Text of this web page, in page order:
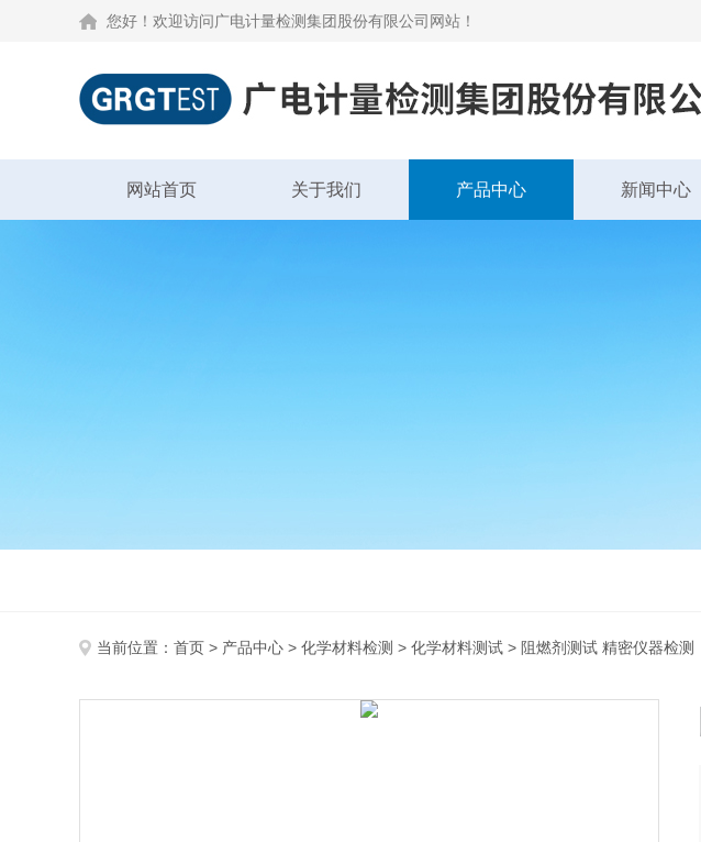
您好！欢迎访问广电计量检测集团股份有限公司网站！
网站首页 关于我们 产品中心 新闻中心
当前位置： 首页 > 产品中心 > 化学材料检测 > 化学材料测试 > 阻燃剂测试 精密仪器检测